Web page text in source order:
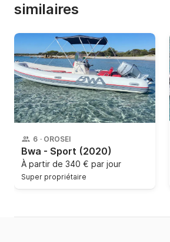
similaires
6 · OROSEI
Bwa - Sport (2020)
À partir de 340 € par jour
Super propriétaire